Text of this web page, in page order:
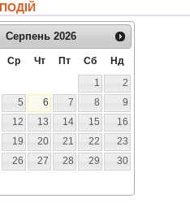
Серпень 2026
Ср Чт Пт Сб
Нд
1
2
5 6 7 8
9
12 13 14 15
16
19 20 21 22
23
26 27 28 29
30